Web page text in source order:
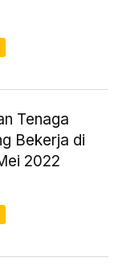
Tenaga
Bekerja di
2022